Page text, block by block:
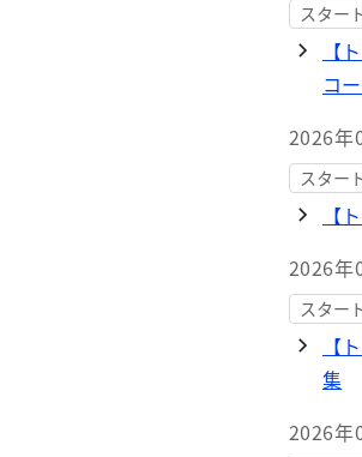
スター
【
コ
2026年
スター
【
2026年
スター
【
集
2026年